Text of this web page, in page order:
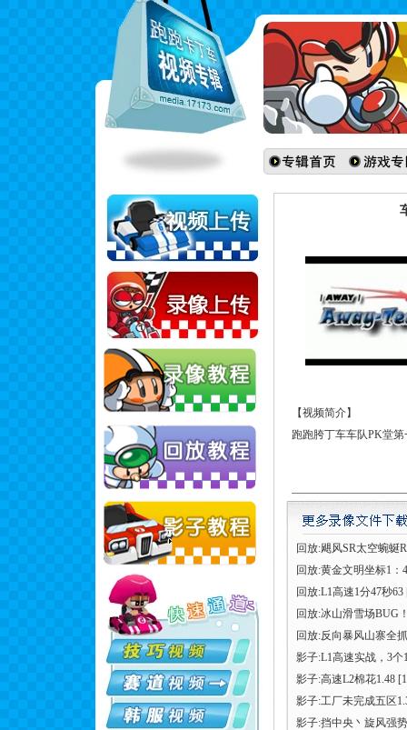
【视频简介】
跑跑胯丁车车队PK堂
回放:飓风SR太空蜿蜒
回放:黄金文明坐标1：
回放:L1高速1分47秒63
回放:冰山滑雪场BUG
回放:反向暴风山寨全
影子:L1高速实战，3个
影子:高速L2棉花1.48
影子:工厂未完成五区
影子:挡中央丶旋风强